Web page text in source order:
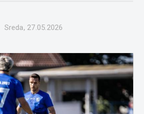
Sreda, 27.05.2026